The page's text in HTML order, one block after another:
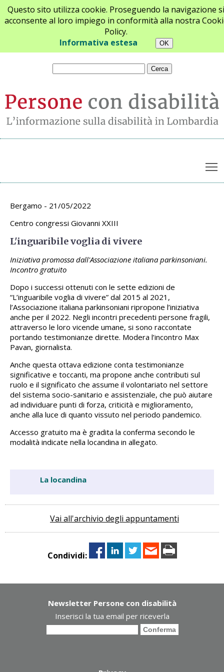
Questo sito utilizza cookie. Proseguendo la navigazione si
acconsente al loro impiego in conformità alla nostra
Policy.
Informativa estesa
Chi siamo Newsletter Contatti
Archivio appuntamenti
Bergamo - 21/05/2022
Centro congressi Giovanni XXIII
L'inguaribile voglia di vivere
Iniziativa promossa dall'Associazione italiana parkinsoniani.
Incontro gratuito
Dopo i successi ottenuti con le sette edizioni de
“L’inguaribile voglia di vivere” dal 2015 al 2021,
l’Associazione italiana parkinsoniani ripropone l’iniziativa
anche per il 2022. Negli incontri precedenti persone fragili,
attraverso le loro vicende umane, si sono raccontate
portando testimonianze dirette. Modera l’incontro Max
Pavan, giornalista.
Anche questa ottava edizione conta testimonianze
significative e toccanti, ma propone anche contributi sul
ruolo e il significato che assume il volontariato nel settore
del sistema socio-sanitario e assistenziale, che può aiutare
ad individuare punti di forza, criticità e miglioramento,
anche alla luce di quanto vissuto nel periodo pandemico.
Accesso gratuito ma è gradita la conferma secondo le
modalità indicate nella locandina in allegato.
La locandina
Vai all'archivio degli appuntamenti
Condividi:
Newsletter Persone con disabilità
Inserisci la tua email per riceverla